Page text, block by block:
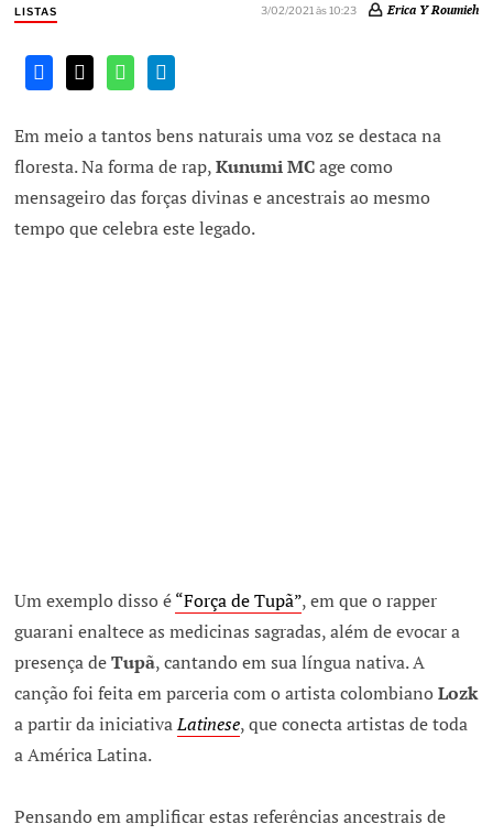
LISTAS 3/02/2021 às 10:23 Erica Y Roumieh
Em meio a tantos bens naturais uma voz se destaca na
floresta. Na forma de rap,Kunumi MCage como
mensageiro das forças divinas e ancestrais ao mesmo
tempo que celebra este legado.
Um exemplo disso é“Força de Tupã”, em que o rapper
guarani enaltece as medicinas sagradas, além de evocar a
presença deTupã, cantando em sua língua nativa. A
canção foi feita em parceria com o artista colombianoLozk
a partir da iniciativaLatinese, que conecta artistas de toda
a América Latina.
Pensando em amplificar estas referências ancestrais de